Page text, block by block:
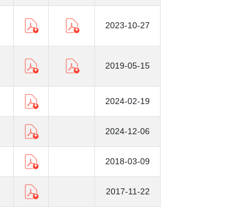
2023-10-27
2019-05-15
2024-02-19
2024-12-06
2018-03-09
2017-11-22